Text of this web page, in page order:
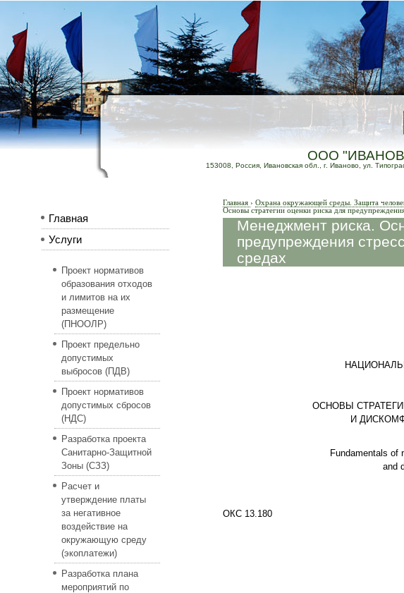
ООО
153008, Россия, Ивановская обл., г. Иваново, ул.
Главная
Услуги
Проект нормативов
образования отходов
и лимитов на их
размещение
(ПНООЛР)
Проект предельно
допустимых
выбросов (ПДВ)
Проект нормативов
допустимых сбросов
(НДС)
Разработка проекта
Санитарно-Защитной
Зоны (СЗЗ)
Расчет и
утверждение платы
за негативное
воздействие на
окружающую среду
(экоплатежи)
Разработка плана
мероприятий по
Главная › Охрана окружающей среды. Защита
Основы стратегии оценки риска для
Менеджмент риска.
предупреждения
средах
ОСНОВЫ
И
Fundamentals of
and
ОКС 13.180